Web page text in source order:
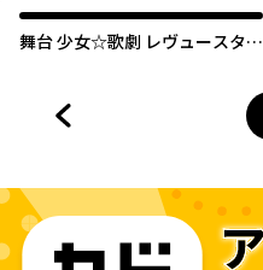
舞台 少女☆歌劇 レヴュースタァ